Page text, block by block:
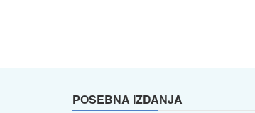
POSEBNA IZDANJA